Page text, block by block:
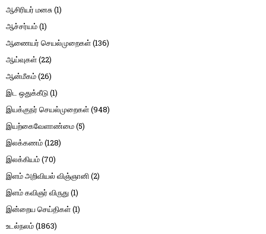
ஆசிரியர் மனசு(1)
ஆச்சர்யம்(1)
ஆணையர் செயல்முறைகள்(136)
ஆய்வுகள்(22)
ஆன்மீகம்(26)
இட ஒதுக்கீடு(1)
இயக்குநர் செயல்முறைகள்(948)
இயற்கைவேளாண்மை(5)
இலக்கணம்(128)
இலக்கியம்(70)
இளம் அறிவியல் விஞ்ஞானி(2)
இளம் கவிஞர் விருது(1)
இன்றைய செய்திகள்(1)
உடல்நலம்(1863)